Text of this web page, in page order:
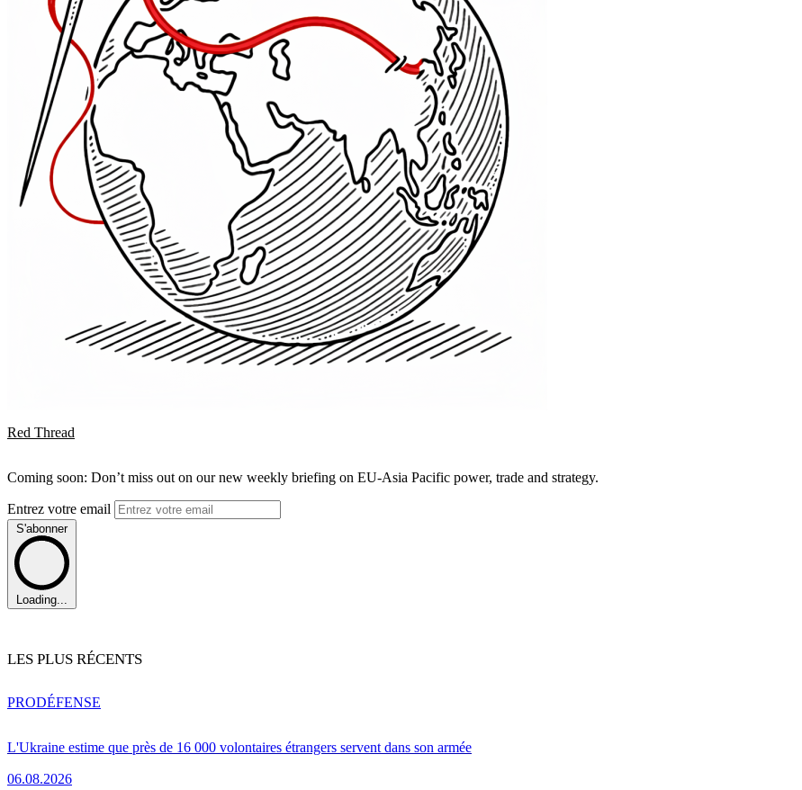
Red Thread
Coming soon: Don’t miss out on our new weekly briefing on EU-Asia Pacific power, trade and strategy.
Entrez votre email
S'abonner
Loading...
LES PLUS RÉCENTS
L'Ukraine estime que près de 16 000 volontaires étrangers servent dans son armée
06.08.2026
PRODÉFENSE